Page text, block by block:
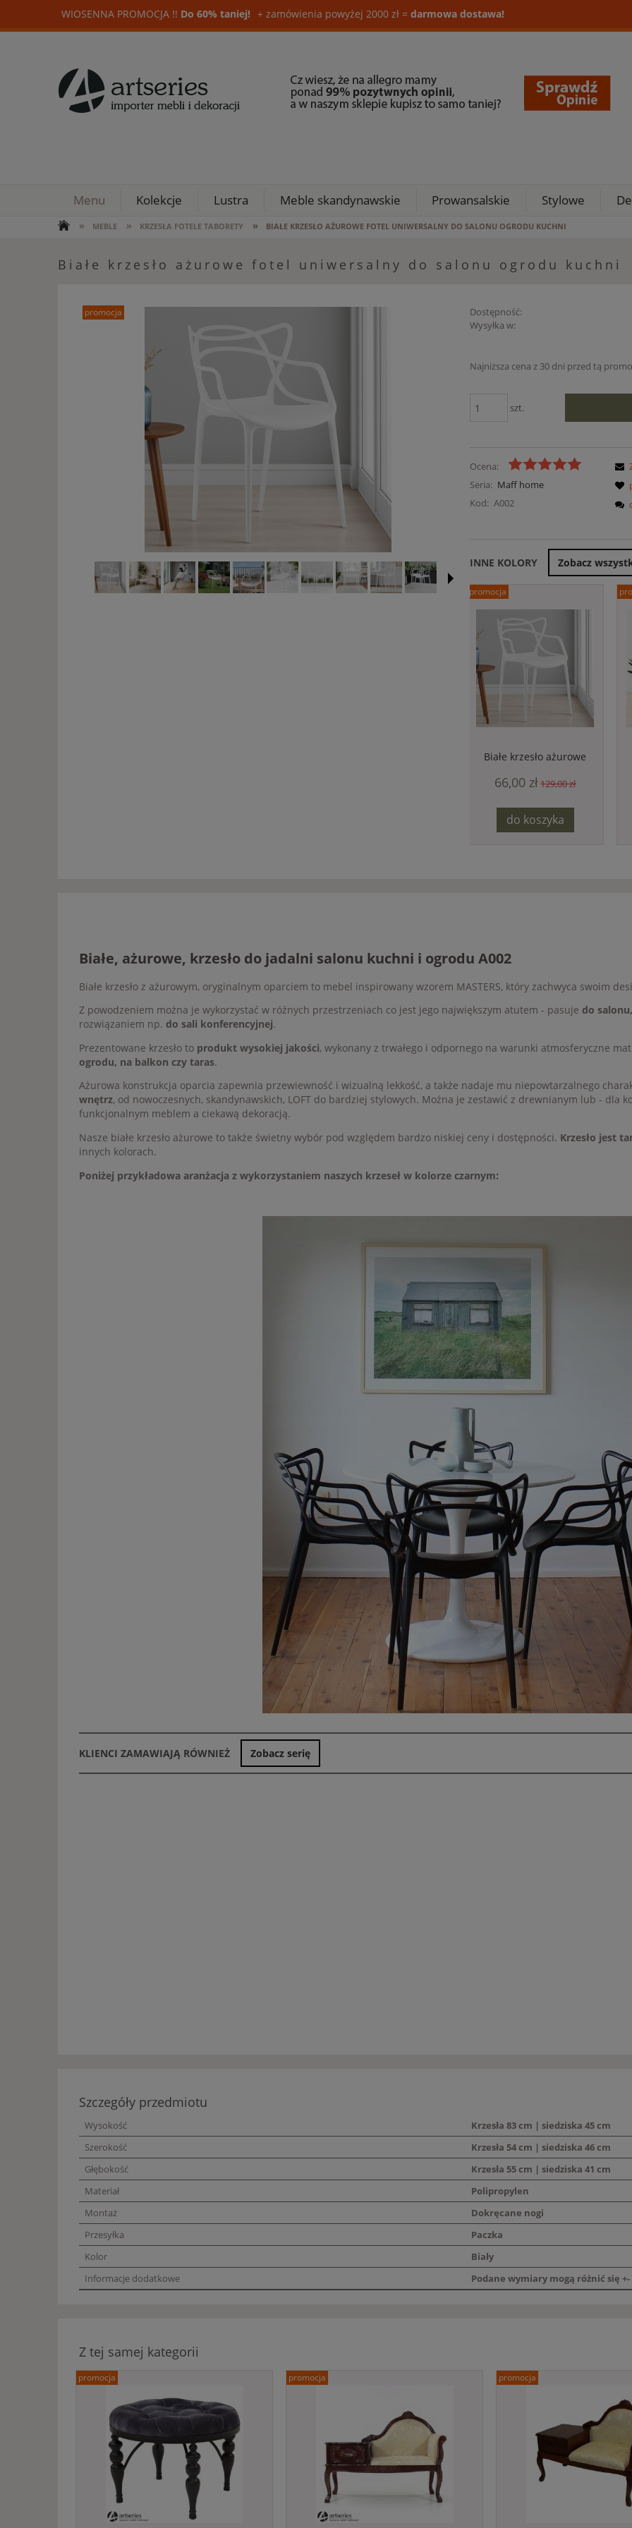
WIOSENNA PROMOCJA !! Do 60% taniej! + zamówienia powyżej 2000 zł = darmowa dostawa!
Menu Kolekcje Lustra Meble skandynawskie Prowansalskie Stylowe
» MEBLE » KRZESŁA FOTELE TABORETY » BIAŁE KRZESŁO AŻUROWE FOTEL UNIWERSALNY DO SALONU OGRODU KUCHNI
Białe krzesło ażurowe fotel uniwersalny do salonu ogrodu kuchni
promocja Dostępność:
Wysyłka w:
Najniższa cena z 30 dni przed tą
Jeżeli produkt jest
niż 30 dni, wyświetlana
cena od momentu,
szt.
Ocena:
Seria: Maff home
Kod: A002
INNE KOLORY Zobacz
Białe krzesło ażurowe
salonu ogrodu kuchni
66,00 zł129,00 zł
do koszyka
promocja
Białe, ażurowe, krzesło do jadalni salonu kuchni i ogrodu A002
Białe krzesło z ażurowym, oryginalnym oparciem to mebel inspirowany wzorem MASTERS, który zachwyca swoim
Z powodzeniem można je wykorzystać w różnych przestrzeniach co jest jego największym atutem - pasuje do
rozwiązaniem np. do sali konferencyjnej.
Prezentowane krzesło to produkt wysokiej jakości, wykonany z trwałego i odpornego na warunki atmosferyczne
ogrodu, na balkon czy taras.
Ażurowa konstrukcja oparcia zapewnia przewiewność i wizualną lekkość, a także nadaje mu niepowtarzalnego
wnętrz, od nowoczesnych, skandynawskich, LOFT do bardziej stylowych. Można je zestawić z drewnianym lub - dla
funkcjonalnym meblem a ciekawą dekoracją.
Nasze białe krzesło ażurowe to także świetny wybór pod względem bardzo niskiej ceny i dostępności. Krzesło jest
innych kolorach.
Poniżej przykładowa aranżacja z wykorzystaniem naszych krzeseł w kolorze czarnym:
KLIENCI ZAMAWIAJĄ RÓWNIEŻ Zobacz serię
Szczegóły przedmiotu
Wysokość
Krzesła 83 cm | siedziska 45 cm
Szerokość
Krzesła 54 cm | siedziska 46 cm
Głębokość
Krzesła 55 cm | siedziska 41 cm
Materiał
Polipropylen
Montaż
Dokręcane nogi
Przesyłka
Paczka
Kolor
Biały
Informacje dodatkowe
Podane wymiary mogą różnić się +-
Z tej samej kategorii
promocja promocja promocja